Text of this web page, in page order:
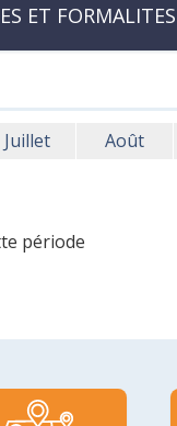
ET FORMALITES
Juillet Août
période